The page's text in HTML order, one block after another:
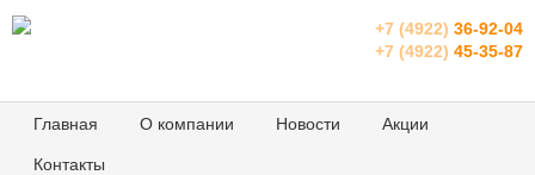
+7 (4922) 36-92-04
+7 (4922) 45-35-87
Главная О компании Новости Акции
Контакты